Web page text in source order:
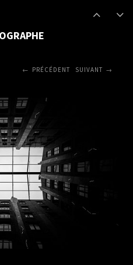
PRÉCÉDENT SUIVANT